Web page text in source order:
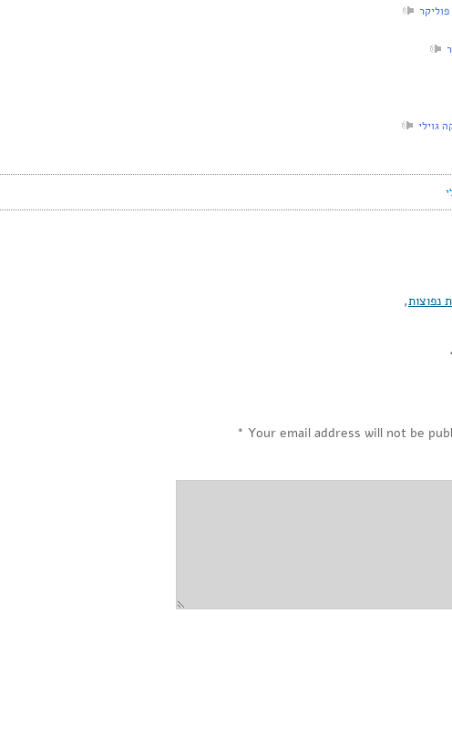
גוילי
נפוצות,
Your email address will not be
*